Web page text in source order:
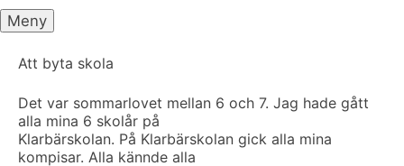
Meny
Att byta skola
Det var sommarlovet mellan 6 och 7. Jag hade gått
alla mina 6 skolår på
Klarbärskolan. På Klarbärskolan gick alla mina
kompisar. Alla kännde alla